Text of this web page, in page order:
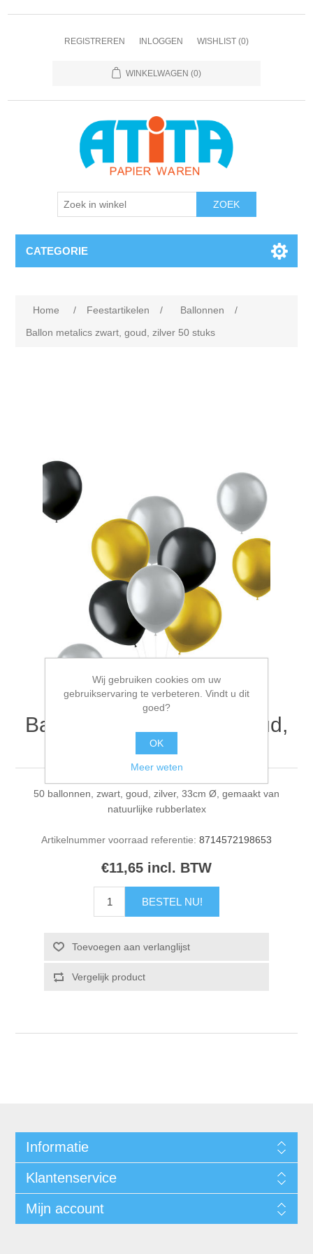
REGISTREREN INLOGGEN WISHLIST (0)
WINKELWAGEN (0)
CATEGORIE
Home / Feestartikelen / Ballonnen
/
Ballon metalics zwart, goud, zilver 50 stuks
Ballon metalics zwart, goud,
zilver 50 stuks
50 ballonnen, zwart, goud, zilver, 33cm Ø, gemaakt van
natuurlijke rubberlatex
Artikelnummer voorraad referentie: 8714572198653
€11,65 incl. BTW
Informatie
Klantenservice
Mijn account
Wij gebruiken cookies om uw
gebruikservaring te verbeteren. Vindt u dit
goed?
OK
Meer weten